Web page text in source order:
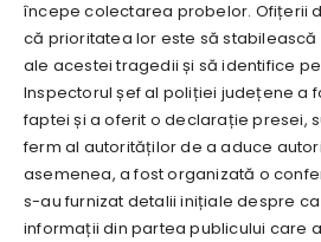
începe colectarea probelor. Ofițerii
că prioritatea lor este să
ale acestei tragedii și să identifice
Inspectorul șef al poliției județene a
faptei și a oferit o declarație presei,
ferm al autorităților de a aduce
asemenea, a fost organizată o
s-au furnizat detalii inițiale despre
informații din partea publicului care